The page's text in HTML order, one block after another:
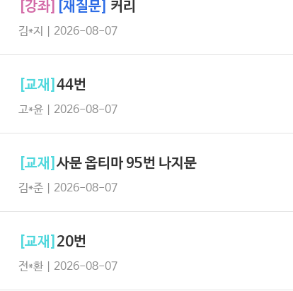
[강좌] [재질문] 커리
김*지 | 2026-08-07
[교재] 44번
고*윤 | 2026-08-07
[교재] 사문 옵티마 95번 나지문
김*준 | 2026-08-07
[교재] 20번
전*환 | 2026-08-07